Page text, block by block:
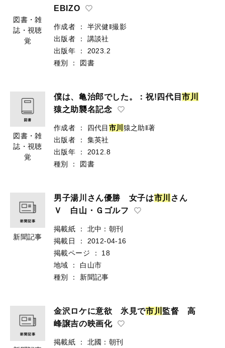
EBIZO
作成者 ：
半沢健‖撮影
出版者
：
講談社
出版年
：
2023.2
種別
： 図書
図書・雑
誌・視聴
覚
僕は、亀治郎でした。：祝!四代目市川
猿之助襲名記念
作成者 ： 四代目市川猿之助‖著
出版者
：
集英社
出版年
：
2012.8
種別
： 図書
新聞記事
男子湯川さん優勝 女子は市川さん
Ｖ 白山・Ｇゴルフ
掲載紙 ：
北中：朝刊
掲載日
：
2012-04-16
掲載ページ
：
18
地域
：
白山市
種別
： 新聞記事
金沢ロケに意欲 氷見で市川監督 高
峰譲吉の映画化